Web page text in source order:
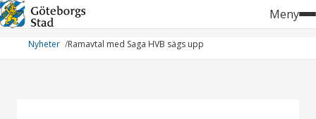
Hoppa
till
innehåll
Meny
Nyheter Ramavtal med Saga HVB sägs upp